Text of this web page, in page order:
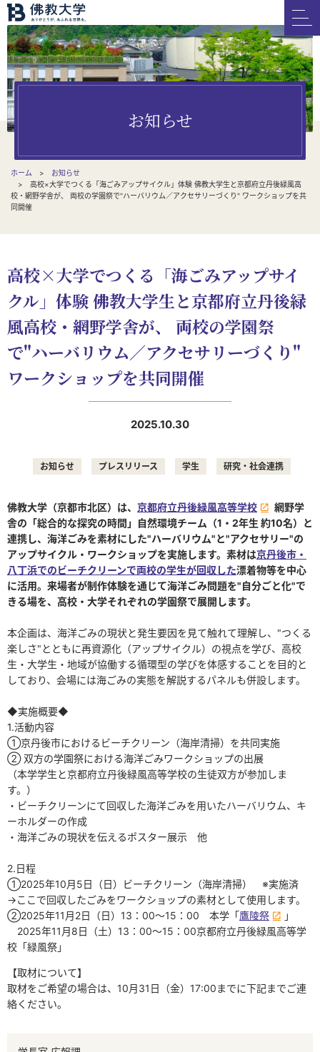
お知らせ
ホーム
お知らせ
高校×大学でつくる「海ごみアップサイクル」体験 佛教大学生と京都府立丹後緑風高
校・網野学舎が、 両校の学園祭で"ハーバリウム／アクセサリーづくり" ワークショップを共
同開催
高校×大学でつくる「海ごみアップサイ
クル」体験 佛教大学生と京都府立丹後緑
風高校・網野学舎が、 両校の学園祭
で"ハーバリウム／アクセサリーづくり"
ワークショップを共同開催
2025.10.30
お知らせ プレスリリース 学生 研究・社会連携
佛教大学（京都市北区）は、 京都府立丹後緑風高等学校
網野学
舎の「総合的な探究の時間」自然環境チーム（1・2年生 約10名）と
連携し、海洋ごみを素材にした"ハーバリウム"と"アクセサリー"の
アップサイクル・ワークショップを実施します。素材は京丹後市・
八丁浜でのビーチクリーンで両校の学生が回収した漂着物等を中心
に活用。来場者が制作体験を通じて海洋ごみ問題を"自分ごと化"で
きる場を、高校・大学それぞれの学園祭で展開します。
本企画は、海洋ごみの現状と発生要因を見て触れて理解し、"つくる
楽しさ"とともに再資源化（アップサイクル）の視点を学び、高校
生・大学生・地域が協働する循環型の学びを体感することを目的と
しており、会場には海ごみの実態を解説するパネルも併設します。
◆実施概要◆
1.活動内容
①京丹後市におけるビーチクリーン（海岸清掃）を共同実施
② 双方の学園祭における海洋ごみワークショップの出展
（本学学生と京都府立丹後緑風高等学校の生徒双方が参加しま
す。）
・ビーチクリーンにて回収した海洋ごみを用いたハーバリウム、キ
ーホルダーの作成
・海洋ごみの現状を伝えるポスター展示 他
2.日程
①2025年10月5日（日）ビーチクリーン（海岸清掃） ※実施済
→ここで回収したごみをワークショップの素材として使用します。
②2025年11月2日（日）13：00～15：00 本学「鷹陵祭
」
2025年11月8日（土）13：00～15：00京都府立丹後緑風高等学
校「緑風祭」
【取材について】
取材をご希望の場合は、10月31日（金）17:00までに下記までご連
絡ください。